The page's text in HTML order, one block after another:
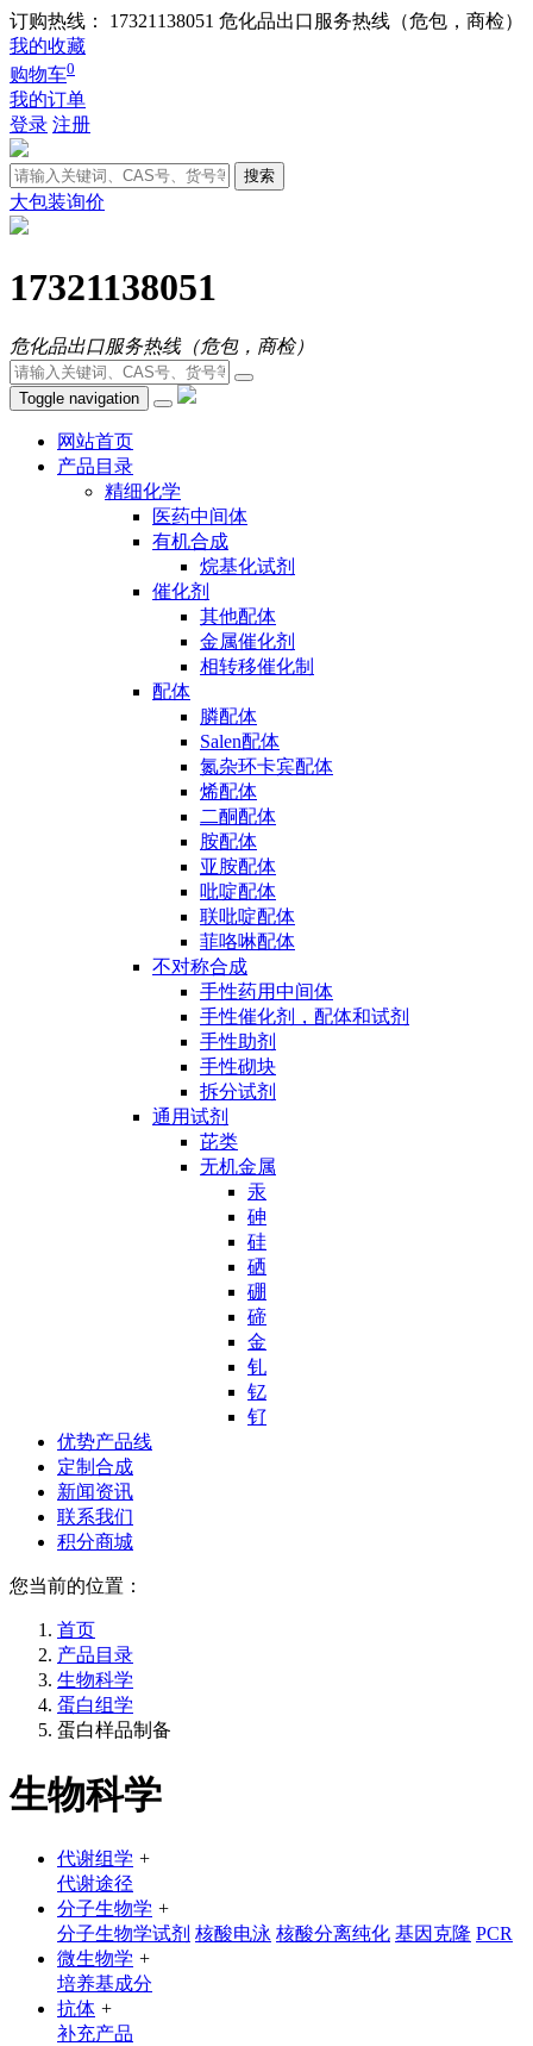
订购热线： 17321138051 危化品出口服务热线（危包，商检）
我的收藏
购物车0
我的订单
登录 注册
搜索
大包装询价
17321138051
危化品出口服务热线（危包，商检）
Toggle navigation
网站首页
产品目录
精细化学
医药中间体
有机合成
烷基化试剂
催化剂
其他配体
金属催化剂
相转移催化制
配体
膦配体
Salen配体
氮杂环卡宾配体
烯配体
二酮配体
胺配体
亚胺配体
吡啶配体
联吡啶配体
菲咯啉配体
不对称合成
手性药用中间体
手性催化剂，配体和试剂
手性助剂
手性砌块
拆分试剂
通用试剂
芘类
无机金属
汞
砷
硅
硒
硼
碲
金
钆
钇
钌
优势产品线
定制合成
新闻资讯
联系我们
积分商城
您当前的位置：
首页
产品目录
生物科学
蛋白组学
蛋白样品制备
生物科学
代谢组学 +
代谢途径
分子生物学 +
分子生物学试剂 核酸电泳 核酸分离纯化 基因克隆 PCR
微生物学 +
培养基成分
抗体 +
补充产品